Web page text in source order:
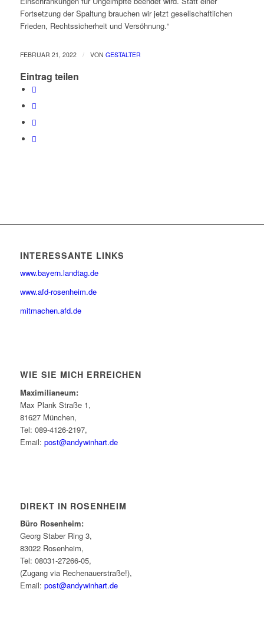
Fortsetzung der Spaltung brauchen wir jetzt gesellschaftlichen
Frieden, Rechtssicherheit und Versöhnung.“
FEBRUAR 21, 2022 / VON GESTALTER
Eintrag teilen
INTERESSANTE LINKS
www.bayern.landtag.de
www.afd-rosenheim.de
mitmachen.afd.de
WIE SIE MICH ERREICHEN
Maximilianeum:
Max Plank Straße 1,
81627 München,
Tel: 089-4126-2197,
Email: post@andywinhart.de
DIREKT IN ROSENHEIM
Büro Rosenheim:
Georg Staber Ring 3,
83022 Rosenheim,
Tel: 08031-27266-05,
(Zugang via Rechenauerstraße!),
Email: post@andywinhart.de